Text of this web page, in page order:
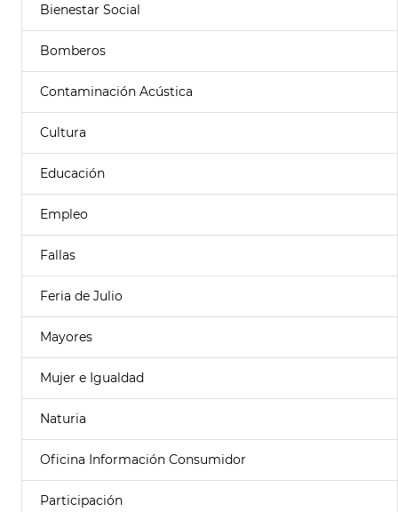
Bienestar Social
Bomberos
Contaminación Acústica
Cultura
Educación
Empleo
Fallas
Feria de Julio
Mayores
Mujer e Igualdad
Naturia
Oficina Información Consumidor
Participación